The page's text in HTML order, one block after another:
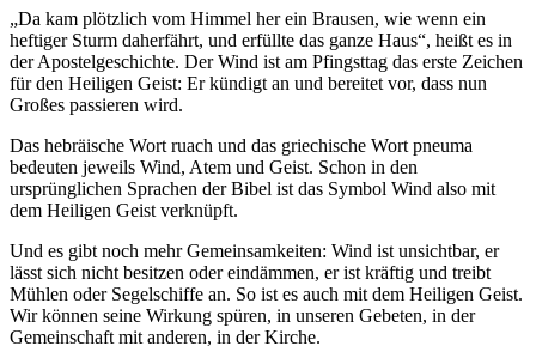
„Da kam plötzlich vom Himmel her ein Brausen, wie wenn ein
heftiger Sturm daherfährt, und erfüllte das ganze Haus“, heißt es in
der Apostelgeschichte. Der Wind ist am Pfingsttag das erste Zeichen
für den Heiligen Geist: Er kündigt an und bereitet vor, dass nun
Großes passieren wird.
Das hebräische Wort ruach und das griechische Wort pneuma
bedeuten jeweils Wind, Atem und Geist. Schon in den
ursprünglichen Sprachen der Bibel ist das Symbol Wind also mit
dem Heiligen Geist verknüpft.
Und es gibt noch mehr Gemeinsamkeiten: Wind ist unsichtbar, er
lässt sich nicht besitzen oder eindämmen, er ist kräftig und treibt
Mühlen oder Segelschiffe an. So ist es auch mit dem Heiligen Geist.
Wir können seine Wirkung spüren, in unseren Gebeten, in der
Gemeinschaft mit anderen, in der Kirche.